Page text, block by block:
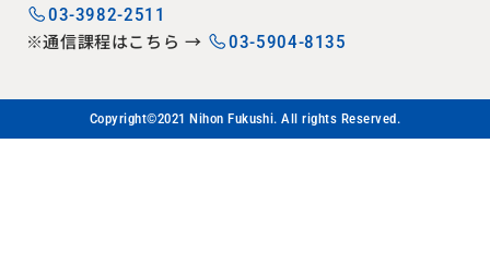
03-3982-2511
※通信課程はこちら → 03-5904-8135
Copyright©2021 Nihon Fukushi. All rights Reserved.